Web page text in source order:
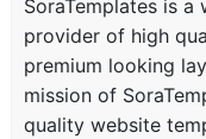
SoraTemplates is a
provider of high
premium looking
mission of
quality website